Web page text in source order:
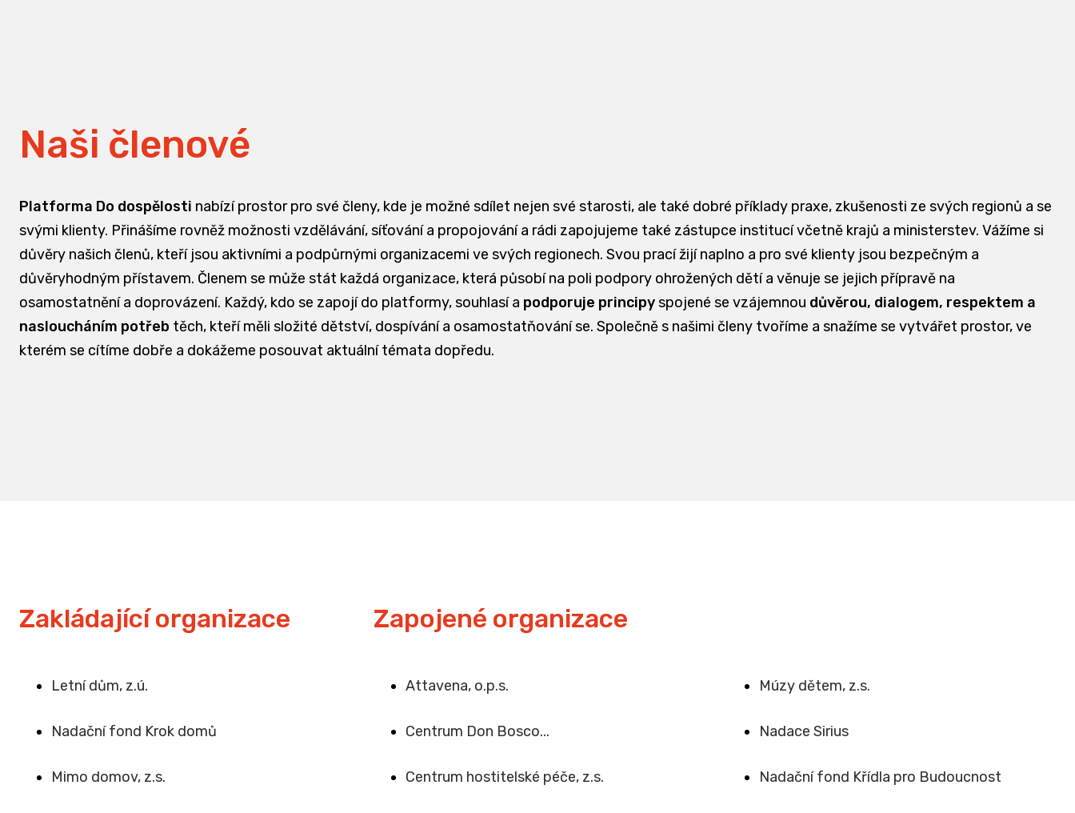
Naši členové
Platforma Do dospělosti nabízí prostor pro své členy, kde je možné sdílet nejen své starosti, ale také dobré příklady praxe, zkušenosti ze svých regionů a se
svými klienty. Přinášíme rovněž možnosti vzdělávání, síťování a propojování a rádi zapojujeme také zástupce institucí včetně krajů a ministerstev. Vážíme si
důvěry našich členů, kteří jsou aktivními a podpůrnými organizacemi ve svých regionech. Svou prací žijí naplno a pro své klienty jsou bezpečným a
důvěryhodným přístavem. Členem se může stát každá organizace, která působí na poli podpory ohrožených dětí a věnuje se jejich přípravě na
osamostatnění a doprovázení. Každý, kdo se zapojí do platformy, souhlasí a podporuje principyspojené se vzájemnou důvěrou, dialogem, respektem a
nasloucháním potřeb těch, kteří měli složité dětství, dospívání a osamostatňování se. Společně s našimi členy tvoříme a snažíme se vytvářet prostor, ve
kterém se cítíme dobře a dokážeme posouvat aktuální témata dopředu.
Zakládající organizace
Letní dům, z.ú.
Nadační fond Krok domů
Mimo domov, z.s.
Zapojené organizace
Attavena, o.p.s.
Centrum Don Bosco...
Centrum hostitelské péče, z.s.
Múzy dětem, z.s.
Nadace Sirius
Nadační fond Křídla pro Budoucnost